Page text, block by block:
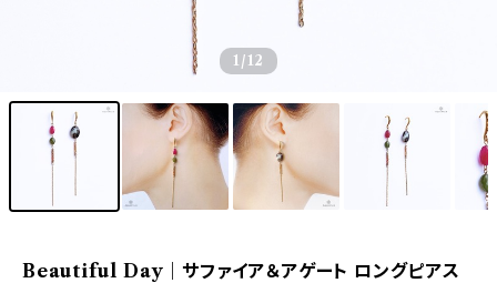
1 /12
Beautiful Day｜サファイア＆アゲート ロングピアス